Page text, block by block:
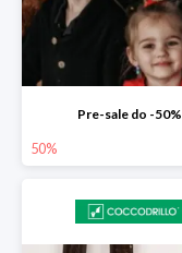
Pre-sale do -50%
50%